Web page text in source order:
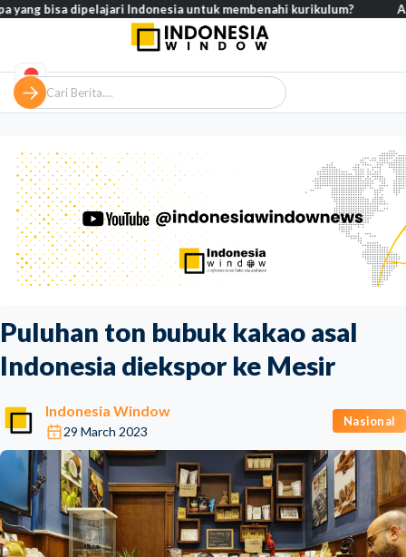
Puluhan ton bubuk kakao asal
Indonesia diekspor ke Mesir
Indonesia Window
29 March 2023
Nasional
dipelajari Indonesia untuk membenahi kurikulum? Analisis –